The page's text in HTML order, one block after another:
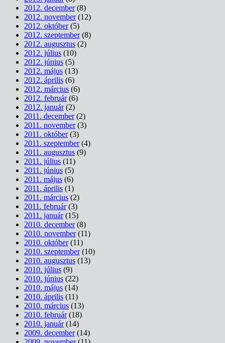
2012. december(8)
2012. november(12)
2012. október(5)
2012. szeptember(8)
2012. augusztus (2)
2012. július (10)
2012. június (5)
2012. május (13)
2012. április (6)
2012. március (6)
2012. február(6)
2012. január(2)
2011. december(2)
2011. november(3)
2011. október(3)
2011. szeptember(4)
2011. augusztus (9)
2011. július (11)
2011. június (5)
2011. május (6)
2011. április (1)
2011. március (2)
2011. február(3)
2011. január(15)
2010. december(8)
2010. november(11)
2010. október(11)
2010. szeptember(10)
2010. augusztus (13)
2010. július (9)
2010. június (22)
2010. május (14)
2010. április (11)
2010. március (13)
2010. február(18)
2010. január(14)
2009. december(14)